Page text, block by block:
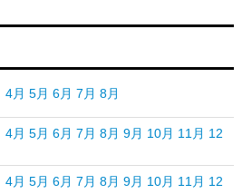
4月 5月 6月 7月 8月
4月 5月 6月 7月 8月 9月 10月 11月 12
4月 5月 6月 7月 8月 9月 10月 11月 12